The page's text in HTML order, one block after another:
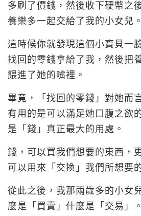
多刷了價錢，然後收下硬幣之
養樂多一起交給了我的小女兒。
這時候你就發現這個小寶貝一
找回的零錢拿給了我，然後把
餵進了她的嘴裡。
畢竟，「找回的零錢」對她而
有用的是可以滿足她口腹之欲
是「錢」真正最大的用處。
錢，可以買我們想要的東西，
可以用來「交換」我們所想要
從此之後，我那兩歲多的小女
麼是「買賣」什麼是「交易」